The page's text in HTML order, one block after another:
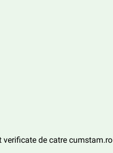
de catre cumstam.ro